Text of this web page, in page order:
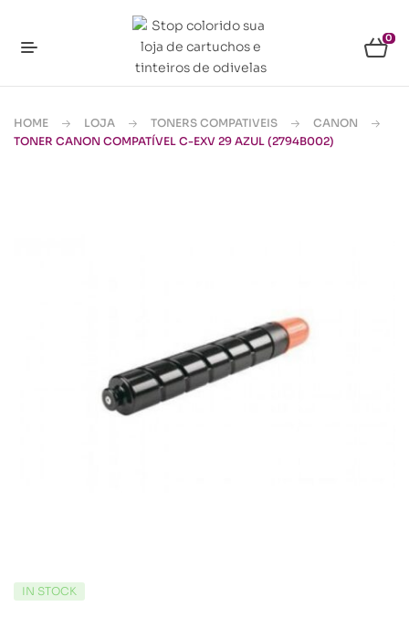
0
HOME LOJA TONERS COMPATIVEIS
CANON
TONER CANON COMPATÍVEL C-EXV 29 AZUL (2794B002)
IN STOCK